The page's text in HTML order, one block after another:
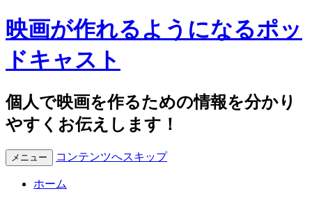
映画が作れるようになるポッ
ドキャスト
個人で映画を作るための情報を分かり
やすくお伝えします！
メニュー コンテンツへスキップ
ホーム